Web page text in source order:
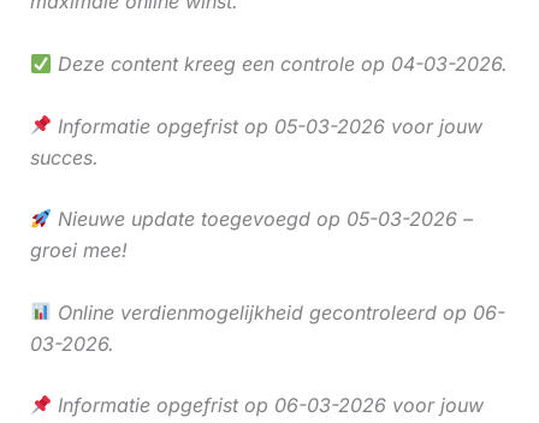
Deze content kreeg een controle op 04-03-2026.
Informatie opgefrist op 05-03-2026 voor jouw
succes.
Nieuwe update toegevoegd op 05-03-2026 –
groei mee!
Online verdienmogelijkheid gecontroleerd op 06-
03-2026.
Informatie opgefrist op 06-03-2026 voor jouw